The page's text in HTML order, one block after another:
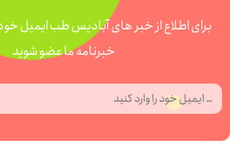
برای اطلاع از خبر های آبادیس طب ایمیل خود
خبرنامه ما عضو شوید